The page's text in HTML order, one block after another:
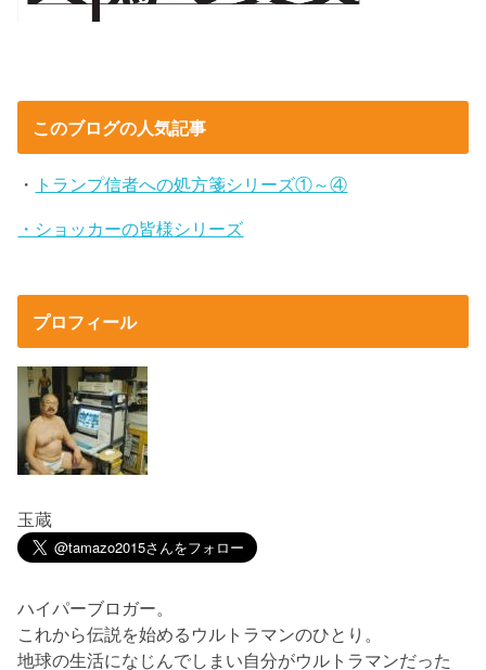
このブログの人気記事
・ トランプ信者への処方箋シリーズ①～④
・ショッカーの皆様シリーズ
プロフィール
玉蔵
ハイパーブロガー。
これから伝説を始めるウルトラマンのひとり。
地球の生活になじんでしまい自分がウルトラマンだった